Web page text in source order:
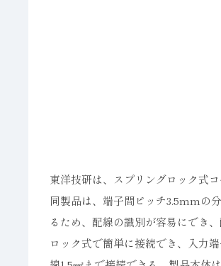
東洋技研は、スプリングロック式
同製品は、端子間ピッチ3.5mmの
るため、配線の識別が容易にでき
ロック式で簡単に接続でき、入力